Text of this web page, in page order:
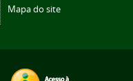
Mapa do site